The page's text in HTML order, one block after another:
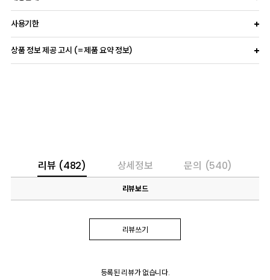
사용기한
상품 정보 제공 고시 (=제품 요약 정보)
리뷰 (482) 상세정보 문의 (540)
리뷰보드
리뷰쓰기
등록된 리뷰가 없습니다.